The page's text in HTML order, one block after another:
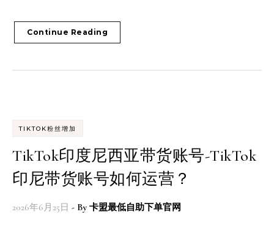
Continue Reading
TIKTOK粉丝增加
TikTok印度尼西亚带货账号-TikTok
印尼带货账号如何运营？
2026年6月25日 - By 卡盟最低自助下单官网